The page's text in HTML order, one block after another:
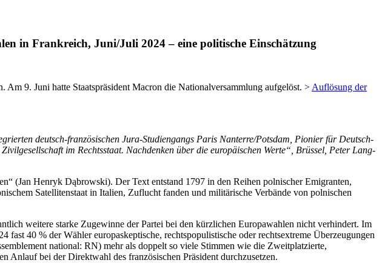
in Frankreich, Juni/Juli 2024 – eine politische Einschätzung
9. Juni hatte Staatspräsident Macron die Nationalversammlung aufgelöst. >Auflösung der
deutsch-französischen Jura-Studiengangs Paris Nanterre/Potsdam, Pionier für Deutsch-
im Rechtsstaat. Nachdenken über die europäischen Werte“, Brüssel, Peter Lang-
(Jan Henryk Dąbrowski). Der Text entstand 1797 in den Reihen polnischer Emigranten,
Satellitenstaat in Italien, Zuflucht fanden und militärische Verbände von polnischen
weitere starke Zugewinne der Partei bei den kürzlichen Europawahlen nicht verhindert. Im
40 % der Wähler europaskeptische, rechtspopulistische oder rechtsextreme Überzeugungen
national: RN) mehr als doppelt so viele Stimmen wie die Zweitplatzierte,
Anlauf bei der Direktwahl des französischen Präsident durchzusetzen.